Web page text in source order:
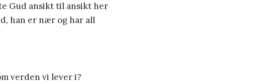
Gud ansikt til ansikt her
han er nær og har all
verden vi lever i?